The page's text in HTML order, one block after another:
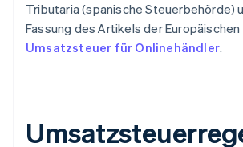
Tributaria (spanische Steuerbehörde)
Fassung des Artikels der
Umsatzsteuer für Onlinehändler.